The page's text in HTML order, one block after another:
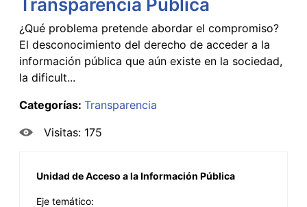
Transparencia Pública
¿Qué problema pretende abordar el compromiso?
El desconocimiento del derecho de acceder a la
información pública que aún existe en la sociedad,
la dificult...
Categorías: Transparencia
Visitas: 175
Unidad de Acceso a la Información Pública
Eje temático: